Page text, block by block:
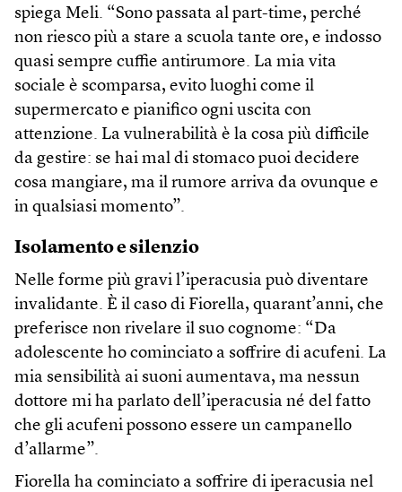
spiega Meli. “Sono passata al part-time, perché
non riesco più a stare a scuola tante ore, e indosso
quasi sempre cuffie antirumore. La mia vita
sociale è scomparsa, evito luoghi come il
supermercato e pianifico ogni uscita con
attenzione. La vulnerabilità è la cosa più difficile
da gestire: se hai mal di stomaco puoi decidere
cosa mangiare, ma il rumore arriva da ovunque e
in qualsiasi momento”.
Isolamento e silenzio
Nelle forme più gravi l’iperacusia può diventare
invalidante. È il caso di Fiorella, quarant’anni, che
preferisce non rivelare il suo cognome: “Da
adolescente ho cominciato a soffrire di acufeni. La
mia sensibilità ai suoni aumentava, ma nessun
dottore mi ha parlato dell’iperacusia né del fatto
che gli acufeni possono essere un campanello
d’allarme”.
Fiorella ha cominciato a soffrire di iperacusia nel